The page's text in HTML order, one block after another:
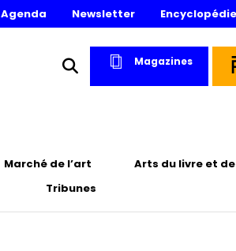
Agenda Newsletter Encyclopédie
Magazines
Marché de l’art
Arts du livre et
Tribunes